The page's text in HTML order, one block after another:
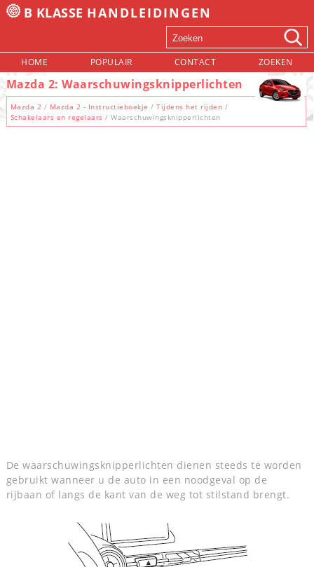
B KLASSE HANDLEIDINGEN
HOME POPULAIR CONTACT ZOEKEN
Mazda 2: Waarschuwingsknipperlichten
Mazda 2 / Mazda 2 - Instructieboekje /Tijdens het rijden /
Schakelaars en regelaars / Waarschuwingsknipperlichten
De waarschuwingsknipperlichten dienen steeds te worden
gebruikt wanneer u de auto in een noodgeval op de
rijbaan of langs de kant van de weg tot stilstand brengt.